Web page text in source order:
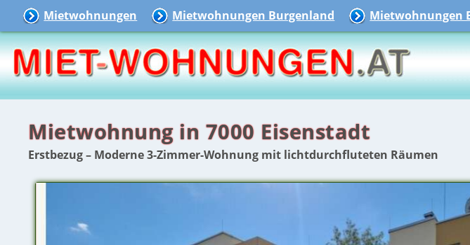
Mietwohnungen Mietwohnungen Burgenland Mietwohnungen
Mietwohnung in 7000 Eisenstadt
Erstbezug – Moderne 3-Zimmer-Wohnung mit lichtdurchfluteten Räumen